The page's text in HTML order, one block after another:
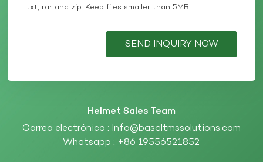
txt, rar and zip. Keep files smaller than 5MB
SEND INQUIRY NOW
Helmet Sales Team
Correo electrónico : Info@basaltmssolutions.com
Whatsapp : +86 19556521852